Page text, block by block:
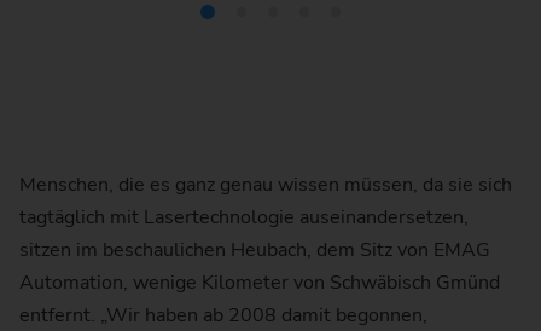
Menschen, die es ganz genau wissen müssen, da sie sich
tagtäglich mit Lasertechnologie auseinandersetzen,
sitzen im beschaulichen Heubach, dem Sitz von EMAG
Automation, wenige Kilometer von Schwäbisch Gmünd
entfernt. „Wir haben ab 2008 damit begonnen,